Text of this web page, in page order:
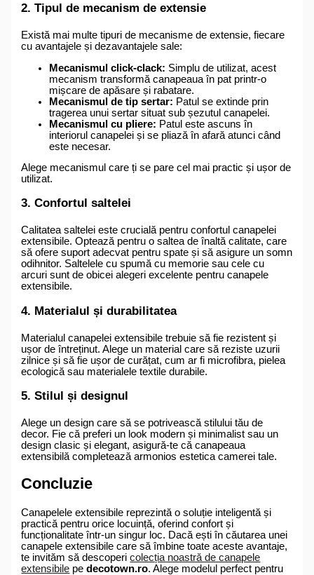
2. Tipul de mecanism de extensie
Există mai multe tipuri de mecanisme de extensie, fiecare
cu avantajele și dezavantajele sale:
Mecanismul click-clack: Simplu de utilizat, acest
mecanism transformă canapeaua în pat printr-o
mișcare de apăsare și rabatare.
Mecanismul de tip sertar: Patul se extinde prin
tragerea unui sertar situat sub șezutul canapelei.
Mecanismul cu pliere: Patul este ascuns în
interiorul canapelei și se pliază în afară atunci când
este necesar.
Alege mecanismul care ți se pare cel mai practic și ușor de
utilizat.
3. Confortul saltelei
Calitatea saltelei este crucială pentru confortul canapelei
extensibile. Optează pentru o saltea de înaltă calitate, care
să ofere suport adecvat pentru spate și să asigure un somn
odihnitor. Saltelele cu spumă cu memorie sau cele cu
arcuri sunt de obicei alegeri excelente pentru canapele
extensibile.
4. Materialul și durabilitatea
Materialul canapelei extensibile trebuie să fie rezistent și
ușor de întreținut. Alege un material care să reziste uzurii
zilnice și să fie ușor de curățat, cum ar fi microfibra, pielea
ecologică sau materialele textile durabile.
5. Stilul și designul
Alege un design care să se potrivească stilului tău de
decor. Fie că preferi un look modern și minimalist sau un
design clasic și elegant, asigură-te că canapeaua
extensibilă completează armonios estetica camerei tale.
Concluzie
Canapelele extensibile reprezintă o soluție inteligentă și
practică pentru orice locuință, oferind confort și
funcționalitate într-un singur loc. Dacă ești în căutarea unei
canapele extensibile care să îmbine toate aceste avantaje,
te invităm să descopericolecția noastră de canapele
extensibile pedecotown.ro. Alege modelul perfect pentru